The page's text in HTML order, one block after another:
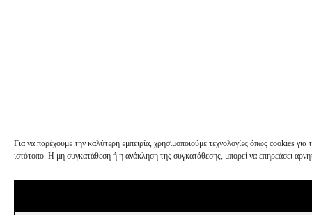
Για να παρέχουμε την καλύτερη εμπειρία, χρησιμοποιούμε τεχνολογίες όπως cookies
ιστότοπο. Η μη συγκατάθεση ή η ανάκληση της συγκατάθεσης, μπορεί να επηρεάσει